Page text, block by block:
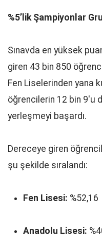
%5’lik Şampiyonlar
Sınavda en yüksek
giren 43 bin 850
Fen Liselerinden yana
öğrencilerin 12 bin 9'u
yerleşmeyi başardı.
Dereceye giren
şu şekilde sıralandı:
Fen Lisesi: %52,16
Anadolu Lisesi: